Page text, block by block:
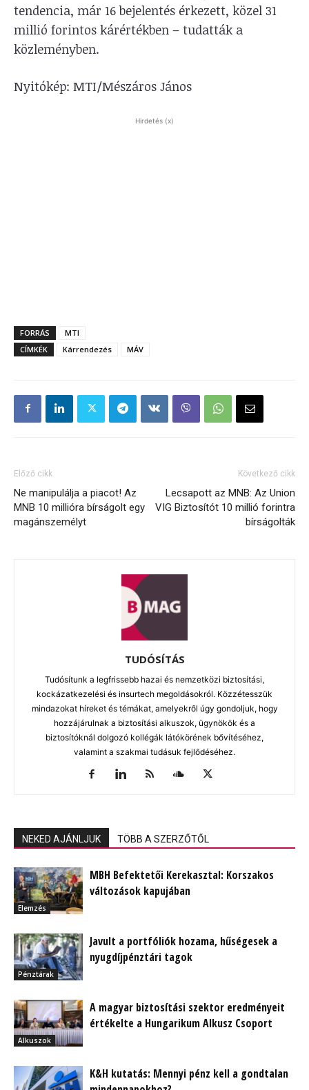
tendencia, már 16 bejelentés érkezett, közel 31
millió forintos kárértékben – tudatták a
közleményben.
Nyitókép: MTI/Mészáros János
Hirdetés (x)
FORRÁS
MTI
CÍMKÉK
Kárrendezés MÁV
Előző cikk
Ne manipulálja a piacot! Az
MNB 10 millióra bírságolt egy
magánszemélyt
Következő cikk
Lecsapott az MNB: Az Union
VIG Biztosítót 10 millió forintra
bírságolták
TUDÓSÍTÁS
Tudósítunk a legfrissebb hazai és nemzetközi biztosítási,
kockázatkezelési és insurtech megoldásokról. Közzétesszük
mindazokat híreket és témákat, amelyekről úgy gondoljuk, hogy
hozzájárulnak a biztosítási alkuszok, ügynökök és a
biztosítóknál dolgozó kollégák látókörének bővítéséhez,
valamint a szakmai tudásuk fejlődéséhez.
NEKED AJÁNLJUK TÖBB A SZERZŐTŐL
Elemzés
MBH Befektetői Kerekasztal: Korszakos
változások kapujában
Pénztárak
Javult a portfóliók hozama, hűségesek a
nyugdíjpénztári tagok
Alkuszok
A magyar biztosítási szektor eredményeit
értékelte a Hungarikum Alkusz Csoport
K&H kutatás: Mennyi pénz kell a gondtalan